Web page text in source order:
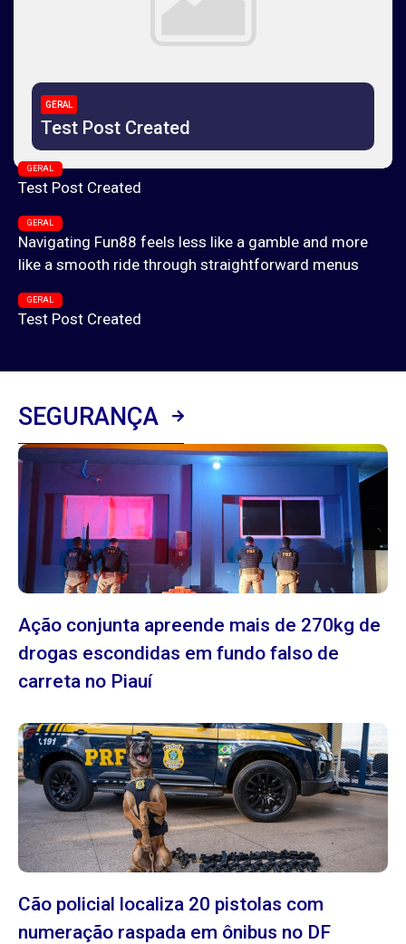
GERAL
Test Post Created
GERAL
Test Post Created
GERAL
Navigating Fun88 feels less like a gamble and more
like a smooth ride through straightforward menus
GERAL
Test Post Created
SEGURANÇA
Ação conjunta apreende mais de 270kg de
drogas escondidas em fundo falso de
carreta no Piauí
Cão policial localiza 20 pistolas com
numeração raspada em ônibus no DF